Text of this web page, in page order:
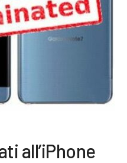
all’iPhone